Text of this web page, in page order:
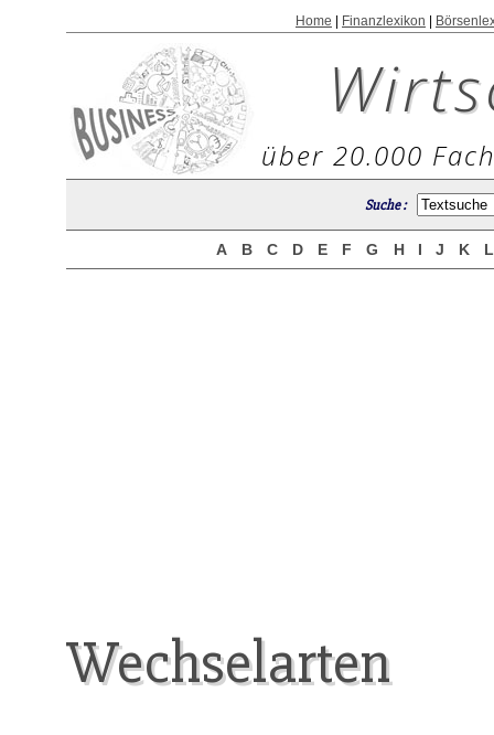
Home Finanzlexikon
über 20.000
Suche :
A B C D E F G H I J K
Wechselarten